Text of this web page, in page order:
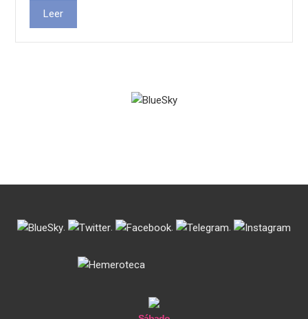
Leer
. . . .